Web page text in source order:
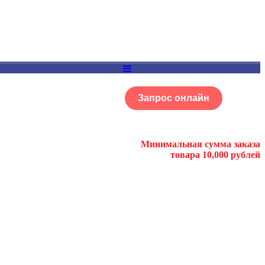
Запрос онлайн
Минимальная сумма заказа
товара 10,000 рублей